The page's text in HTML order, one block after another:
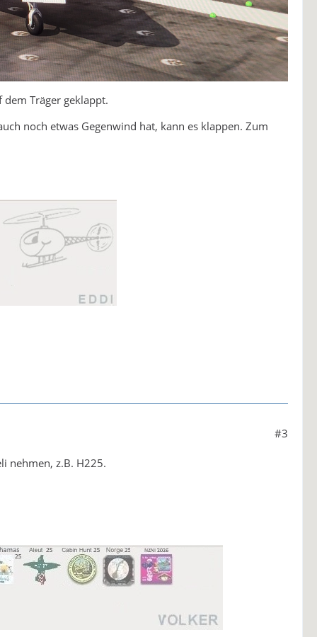
Träger geklappt.
noch etwas Gegenwind hat, kann es klappen. Zum
#3
nehmen, z.B. H225.